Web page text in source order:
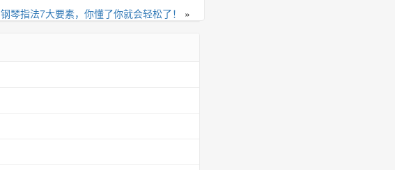
钢琴指法7大要素，你懂了你就会轻松了！ »